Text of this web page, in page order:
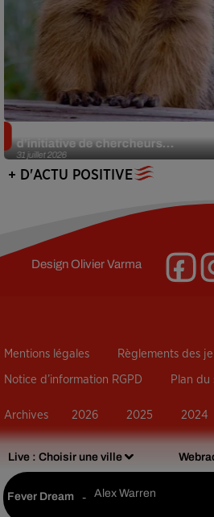
Live : Choisir une ville
Fever Dream - Alex Warren
31 juillet 2026
d’initiative de chercheurs...
+ D'ACTU POSITIVE
DesignOlivier Varma
Mentions légales Règlements des
Notice d’information RGPD Plan du
Archives 2026 2025 2024